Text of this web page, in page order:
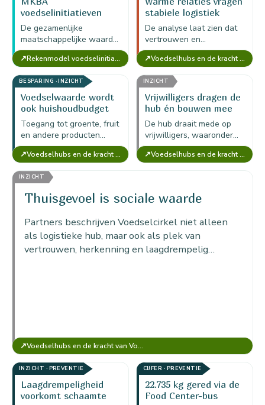
voedselinitiatieven
Amsterdam-Noord: 32
initiatieven samen
circa €15 miljoen
maatschappelijke
waarde per jaar
De gezamenlijke
maatschappelijke waarde
van tweeëndertig
voedselinitiatieven in
Amsterdam-Noord komt
uit op circa €15 miljoen
per jaar.
↗ Rekenmodel voedselinitiatief — MKBA Food (versie voor 1 initiatief)
stabiele logistiek
De analyse laat zien dat
vertrouwen en
toegankelijkheid sterk zijn,
maar duurzaam blijven
alleen als aanbod,
planning, koeling en
vervoer…
↗ Voedselhubs en de kracht van Voedselcirkel Amsterdam
BESPARING · INZICHT
Voedselwaarde wordt
ook huishoudbudget
Toegang tot groente, fruit
en andere producten
verlicht het
huishoudbudget en maakt
gezondere voeding
bereikbaarder voor
mensen met weinig
financiële…
↗ Voedselhubs en de kracht van Voedselcirkel Amsterdam
INZICHT
Vrijwilligers dragen de
hub én bouwen mee
De hub draait mede op
vrijwilligers, waaronder
mensen met afstand tot
de arbeidsmarkt; hun
↗ Voedselhubs en de kracht van Voedselcirkel Amsterdam
INZICHT
Thuisgevoel is sociale waarde
Partners beschrijven Voedselcirkel niet alleen
als logistieke hub, maar ook als plek van
vertrouwen, herkenning en laagdrempelig
↗ Voedselhubs en de kracht van Voedselcirkel Amsterdam
INZICHT · PREVENTIE
Laagdrempeligheid
voorkomt schaamte
CIJFER · PREVENTIE
22.735 kg gered via de
Food Center-bus